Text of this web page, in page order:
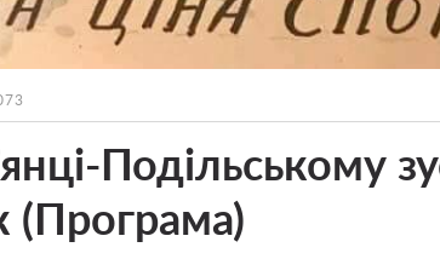
Подільському
(Програма)